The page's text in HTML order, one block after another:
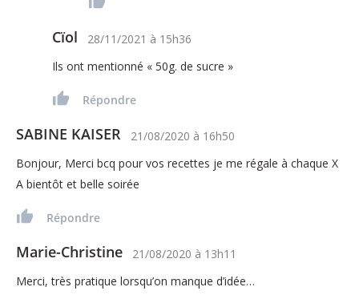
Cïol 28/11/2021 à 15h36
Ils ont mentionné « 50g. de sucre »
Répondre
SABINE KAISER 21/08/2020 à 16h50
Bonjour, Merci bcq pour vos recettes je me régale à chaque X
A bientôt et belle soirée
Répondre
Marie-Christine 21/08/2020 à 13h11
Merci, très pratique lorsqu’on manque d’idée…